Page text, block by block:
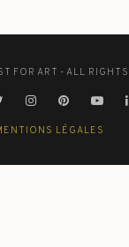
ART - ALL RIGHTS
LÉGALES